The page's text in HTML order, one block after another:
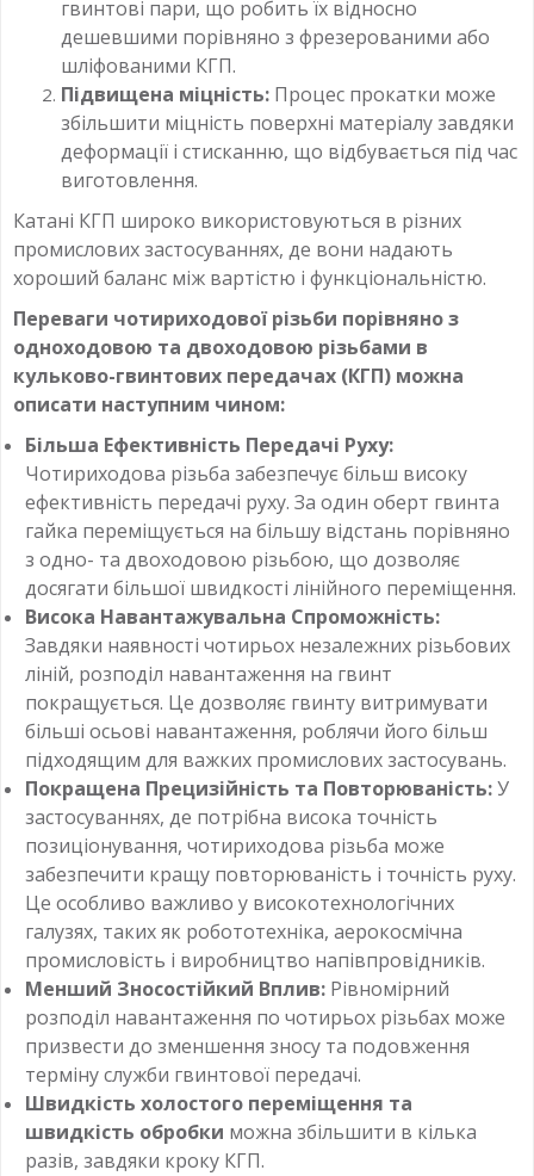
гвинтові пари, що робить їх відносно
дешевшими порівняно з фрезерованими або
шліфованими КГП.
Підвищена міцність: Процес прокатки може
збільшити міцність поверхні матеріалу завдяки
деформації і стисканню, що відбувається під час
виготовлення.
Катані КГП широко використовуються в різних
промислових застосуваннях, де вони надають
хороший баланс між вартістю і функціональністю.
Переваги чотириходової різьби порівняно з
одноходовою та двоходовою різьбами в
кульково-гвинтових передачах (КГП) можна
описати наступним чином:
Більша Ефективність Передачі Руху:
Чотириходова різьба забезпечує більш високу
ефективність передачі руху. За один оберт гвинта
гайка переміщується на більшу відстань порівняно
з одно- та двоходовою різьбою, що дозволяє
досягати більшої швидкості лінійного переміщення.
Висока Навантажувальна Спроможність:
Завдяки наявності чотирьох незалежних різьбових
ліній, розподіл навантаження на гвинт
покращується. Це дозволяє гвинту витримувати
більші осьові навантаження, роблячи його більш
підходящим для важких промислових застосувань.
Покращена Прецизійність та Повторюваність:У
застосуваннях, де потрібна висока точність
позиціонування, чотириходова різьба може
забезпечити кращу повторюваність і точність руху.
Це особливо важливо у високотехнологічних
галузях, таких як робототехніка, аерокосмічна
промисловість і виробництво напівпровідників.
Менший Зносостійкий Вплив: Рівномірний
розподіл навантаження по чотирьох різьбах може
призвести до зменшення зносу та подовження
терміну служби гвинтової передачі.
Швидкість холостого переміщення та
швидкість обробки можна збільшити в кілька
разів, завдяки кроку КГП.